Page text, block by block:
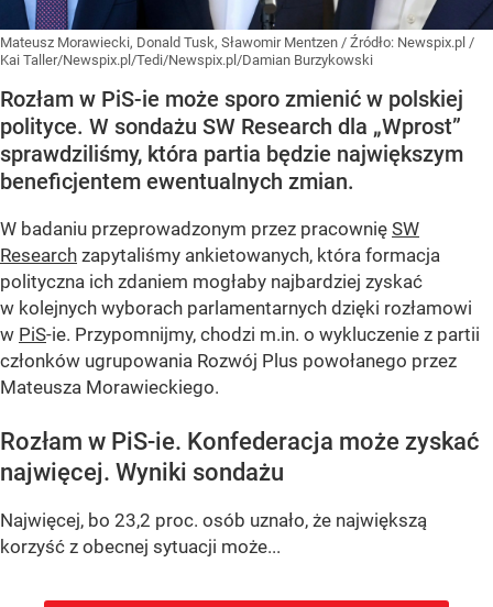
Mateusz Morawiecki, Donald Tusk, Sławomir Mentzen / Źródło: Newspix.pl /
Kai Taller/Newspix.pl/Tedi/Newspix.pl/Damian Burzykowski
Rozłam w PiS-ie może sporo zmienić w polskiej
polityce. W sondażu SW Research dla „Wprost”
sprawdziliśmy, która partia będzie największym
beneficjentem ewentualnych zmian.
W badaniu przeprowadzonym przez pracownię SW
Research zapytaliśmy ankietowanych, która formacja
polityczna ich zdaniem mogłaby najbardziej zyskać
w kolejnych wyborach parlamentarnych dzięki rozłamowi
w PiS-ie. Przypomnijmy, chodzi m.in. o wykluczenie z partii
członków ugrupowania Rozwój Plus powołanego przez
Mateusza Morawieckiego.
Rozłam w PiS-ie. Konfederacja może zyskać
najwięcej. Wyniki sondażu
Najwięcej, bo 23,2 proc. osób uznało, że największą
korzyść z obecnej sytuacji może...